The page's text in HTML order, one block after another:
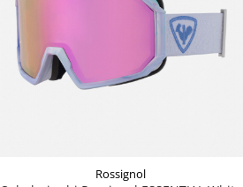
Rossignol